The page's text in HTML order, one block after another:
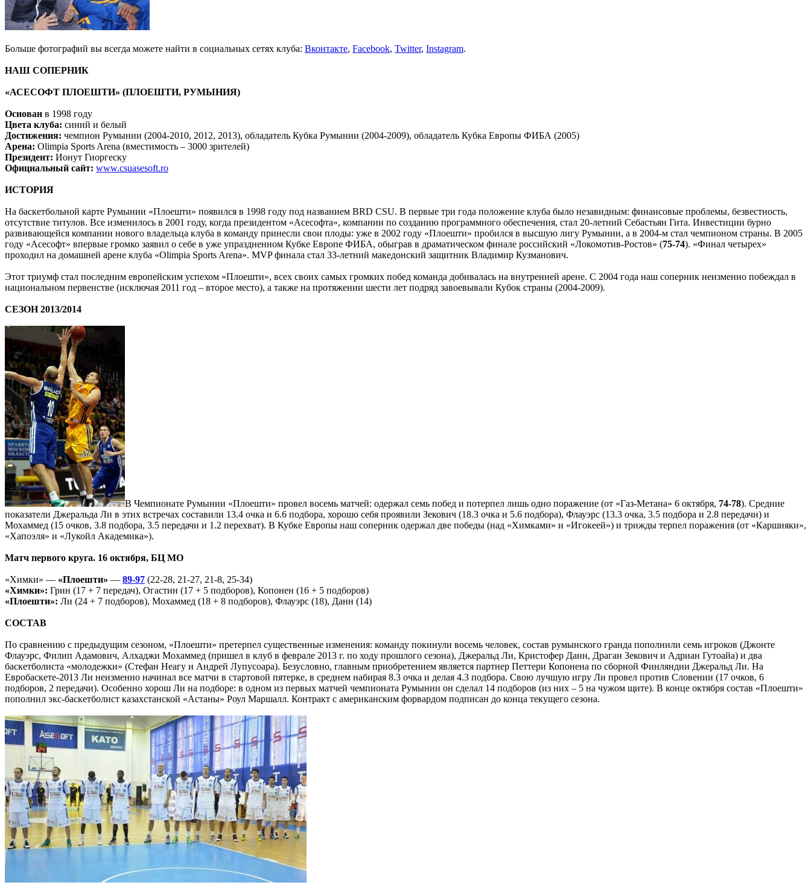
Больше фотографий вы всегда можете найти в социальных сетях клуба: Вконтакте, Facebook, Twitter, Instagram.
НАШ СОПЕРНИК
«АСЕСОФТ ПЛОЕШТИ» (ПЛОЕШТИ, РУМЫНИЯ)
Основан в 1998 году
Цвета клуба: синий и белый
Достижения: чемпион Румынии (2004-2010, 2012, 2013), обладатель Кубка Румынии (2004-2009), обладатель Кубка Европы ФИБА (2005)
Арена: Olimpia Sports Arena (вместимость – 3000 зрителей)
Президент: Ионут Гиоргеску
Официальный сайт: www.csuasesoft.ro
ИСТОРИЯ
На баскетбольной карте Румынии «Плоешти» появился в 1998 году под названием BRD CSU. В первые три года положение клуба было незавидным: финансовые проблемы, безвестность,
отсутствие титулов. Все изменилось в 2001 году, когда президентом «Асесофта», компании по созданию программного обеспечения, стал 20-летний Себастьян Гита. Инвестиции бурно
развивающейся компании нового владельца клуба в команду принесли свои плоды: уже в 2002 году «Плоешти» пробился в высшую лигу Румынии, а в 2004-м стал чемпионом страны. В 2005
году «Асесофт» впервые громко заявил о себе в уже упраздненном Кубке Европе ФИБА, обыграв в драматическом финале российский «Локомотив-Ростов» (75-74). «Финал четырех»
проходил на домашней арене клуба «Olimpia Sports Arena». MVP финала стал 33-летний македонский защитник Владимир Кузманович.
Этот триумф стал последним европейским успехом «Плоешти», всех своих самых громких побед команда добивалась на внутренней арене. С 2004 года наш соперник неизменно побеждал в
национальном первенстве (исключая 2011 год – второе место), а также на протяжении шести лет подряд завоевывали Кубок страны (2004-2009).
СЕЗОН 2013/2014
В Чемпионате Румынии «Плоешти» провел восемь матчей: одержал семь побед и потерпел лишь одно поражение (от «Газ-Метана» 6 октября, 74-78). Средние
показатели Джеральда Ли в этих встречах составили 13.4 очка и 6.6 подбора, хорошо себя проявили Зекович (18.3 очка и 5.6 подбора), Флауэрс (13.3 очка, 3.5 подбора и 2.8 передачи) и
Мохаммед (15 очков, 3.8 подбора, 3.5 передачи и 1.2 перехват). В Кубке Европы наш соперник одержал две победы (над «Химками» и «Игокеей») и трижды терпел поражения (от «Каршияки»,
«Хапоэля» и «Лукойл Академика»).
Матч первого круга. 16 октября, БЦ МО
«Химки» — «Плоешти» — 89-97 (22-28, 21-27, 21-8, 25-34)
«Химки»: Грин (17 + 7 передач), Огастин (17 + 5 подборов), Копонен (16 + 5 подборов)
«Плоешти»: Ли (24 + 7 подборов), Мохаммед (18 + 8 подборов), Флауэрс (18), Данн (14)
СОСТАВ
По сравнению с предыдущим сезоном, «Плоешти» претерпел существенные изменения: команду покинули восемь человек, состав румынского гранда пополнили семь игроков (Джонте
Флауэрс, Филип Адамович, Алхаджи Мохаммед (пришел в клуб в феврале 2013 г. по ходу прошлого сезона), Джеральд Ли, Кристофер Данн, Драган Зекович и Адриан Гутоайа) и два
баскетболиста «молодежки» (Стефан Неагу и Андрей Лупусоара). Безусловно, главным приобретением является партнер Петтери Копонена по сборной Финляндии Джеральд Ли. На
Евробаскете-2013 Ли неизменно начинал все матчи в стартовой пятерке, в среднем набирая 8.3 очка и делая 4.3 подбора. Свою лучшую игру Ли провел против Словении (17 очков, 6
подборов, 2 передачи). Особенно хорош Ли на подборе: в одном из первых матчей чемпионата Румынии он сделал 14 подборов (из них – 5 на чужом щите). В конце октября состав «Плоешти»
пополнил экс-баскетболист казахстанской «Астаны» Роул Маршалл. Контракт с американским форвардом подписан до конца текущего сезона.